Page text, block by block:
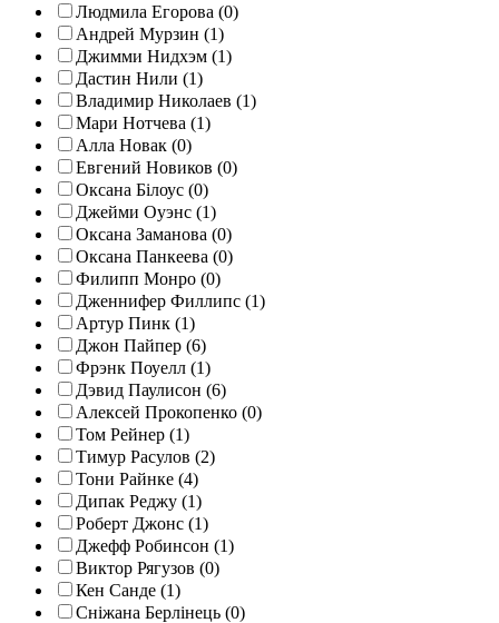
Людмила Егорова (0)
Андрей Мурзин (1)
Джимми Нидхэм (1)
Дастин Нили (1)
Владимир Николаев (1)
Мари Нотчева (1)
Алла Новак (0)
Евгений Новиков (0)
Оксана Білоус (0)
Джейми Оуэнс (1)
Оксана Заманова (0)
Оксана Панкеева (0)
Филипп Монро (0)
Дженнифер Филлипс (1)
Артур Пинк (1)
Джон Пайпер (6)
Фрэнк Поуелл (1)
Дэвид Паулисон (6)
Алексей Прокопенко (0)
Том Рейнер (1)
Тимур Расулов (2)
Тони Райнке (4)
Дипак Реджу (1)
Роберт Джонс (1)
Джефф Робинсон (1)
Виктор Рягузов (0)
Кен Санде (1)
Сніжана Берлінець (0)